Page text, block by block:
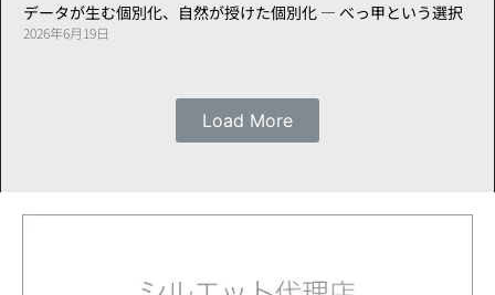
データが生む個別化、自然が授けた個別化 ― べっ甲という選択
2026年6月19日
Load More